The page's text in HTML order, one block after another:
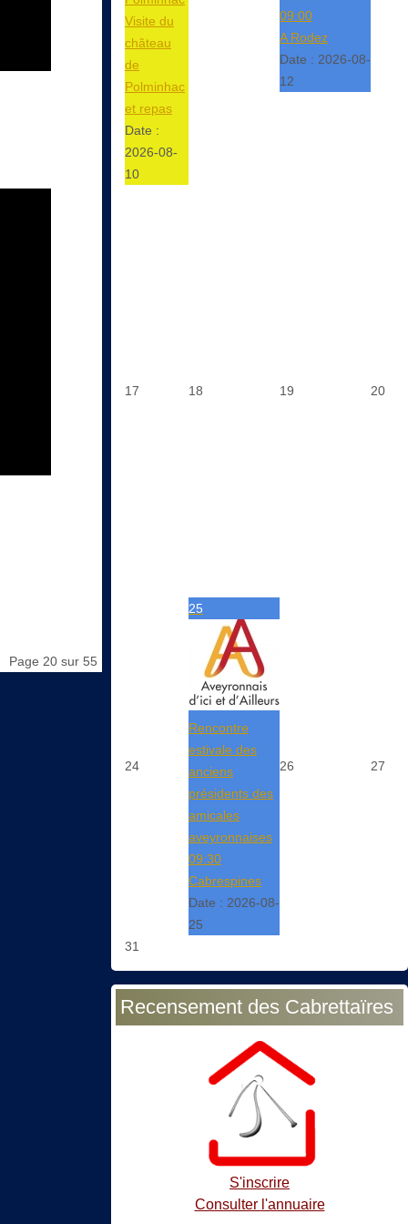
Page 20 sur 55
Visite du
château
de
Polminhac
et repas
Date :
2026-08-
10
09:00
A Rodez
Date : 2026-08-
12
17 18 19 20
24
25
Rencontre
estivale des
anciens
présidents des
amicales
aveyronnaises
09:30
Cabrespines
Date : 2026-08-
25
26 27
31
Recensement des Cabrettaïres
S'inscrire
Consulter l'annuaire